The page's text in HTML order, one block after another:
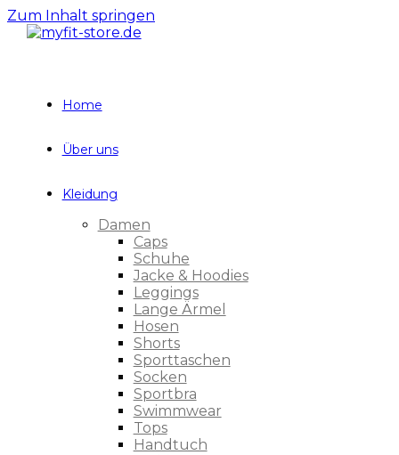
Zum Inhalt springen
Home
Über uns
Kleidung
Damen
Caps
Schuhe
Jacke & Hoodies
Leggings
Lange Ärmel
Hosen
Shorts
Sporttaschen
Socken
Sportbra
Swimmwear
Tops
Handtuch